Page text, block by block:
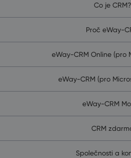
Co je CRM?
Proč eWay-
eWay-CRM Online (pro
eWay-CRM (pro
eWay-CRM
CRM
Společnosti a